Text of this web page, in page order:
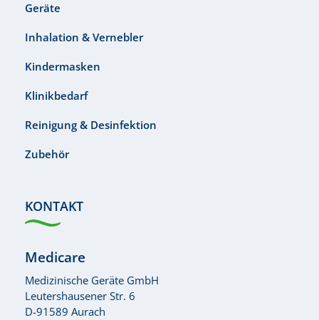
Geräte
Inhalation & Vernebler
Kindermasken
Klinikbedarf
Reinigung & Desinfektion
Zubehör
KONTAKT
Medicare
Medizinische Geräte GmbH
Leutershausener Str. 6
D-91589 Aurach